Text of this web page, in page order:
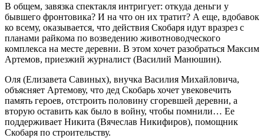
В общем, завязка спектакля интригует: откуда деньги у
бывшего фронтовика? И на что он их тратит? А еще, вдобавок
ко всему, оказывается, что действия Скобаря идут вразрез с
планами райкома по возведению животноводческого
комплекса на месте деревни. В этом хочет разобраться Максим
Артемов, приезжий журналист (Василий Манюшин).
Оля (Елизавета Савиных), внучка Василия Михайловича,
объясняет Артемову, что дед Скобарь хочет увековечить
память героев, отстроить половину сгоревшей деревни, а
вторую оставить как было в войну, чтобы помнили… Ее
поддерживает Никита (Вячеслав Никифиров), помощник
Скобаря по строительству.